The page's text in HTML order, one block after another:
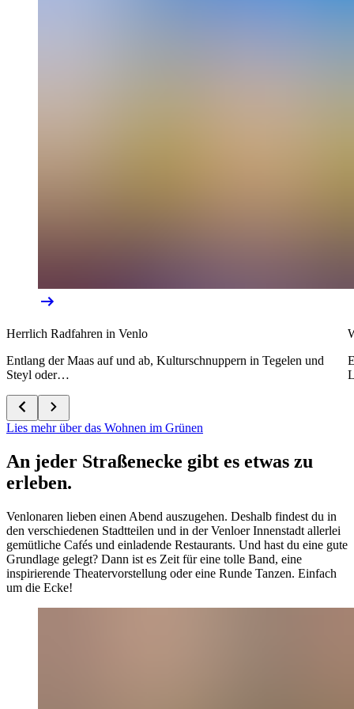
Herrlich Radfahren in Venlo
Entlang der Maas auf und ab, Kulturschnuppern in Tegelen und
Steyl oder…
Lies mehr über das Wohnen im Grünen
An jeder Straßenecke gibt es etwas zu
erleben.
Venlonaren lieben einen Abend auszugehen. Deshalb findest du in
den verschiedenen Stadtteilen und in der Venloer Innenstadt allerlei
gemütliche Cafés und einladende Restaurants. Und hast du eine gute
Grundlage gelegt? Dann ist es Zeit für eine tolle Band, eine
inspirierende Theatervorstellung oder eine Runde Tanzen. Einfach
um die Ecke!